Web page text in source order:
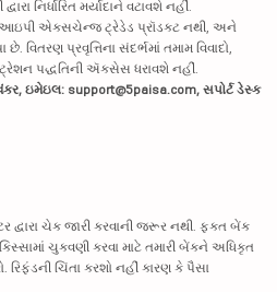
નિર્ધારિત મર્યાદાને વટાવશે નહીં.
એક્સચેન્જ ટ્રેડેડ પ્રૉડક્ટ નથી, અને
વિતરણ પ્રવૃત્તિના સંદર્ભમાં તમામ વિવાદો,
પદ્ધતિની ઍક્સેસ ધરાવશે નહીં.
ઇમેઇલ: support@5paisa.com, સપોર્ટ ડેસ્ક
દ્વારા ચેક જારી કરવાની જરૂર નથી. ફક્ત બેંક
ચુકવણી કરવા માટે તમારી બેંકને અધિકૃત
રિફંડની ચિંતા કરશો નહીં કારણ કે પૈસા